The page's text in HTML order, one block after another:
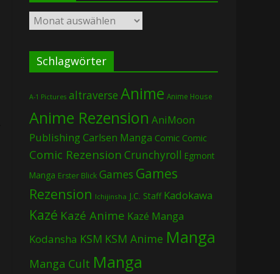
Archiv
Schlagwörter
A-1 Pictures altraverse Anime Anime House
Anime Rezension AniMoon
PublishingCarlsen Manga Comic Comic
Comic Rezension Crunchyroll Egmont
Manga Erster Blick Games Games
Rezension Ichijinsha J.C. Staff Kadokawa
Kazé Kazé Anime Kazé Manga
Kodansha KSM KSM Anime Manga
Manga Cult Manga